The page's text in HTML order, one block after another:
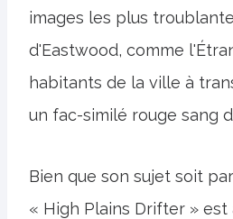
images les plus
d'Eastwood, comme
habitants de la ville à
un fac-similé rouge sang
Bien que son sujet soit
« High Plains Drifter » est